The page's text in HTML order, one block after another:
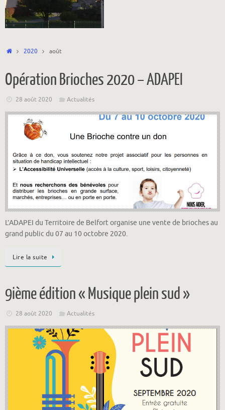
Accueil
2020 août
Opération Brioches 2020 – ADAPEI
28 août 2020 Actualités
L’ADAPEI du Territoire de Belfort organise une vente de brioches au
grand public du 07 au 10 octobre 2020.
Lire la suite
9ième édition « Musique plein sud »
28 août 2020 Actualités